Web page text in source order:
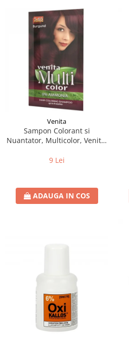
Venita
Sampon Colorant si
Nuantator, Multicolor, Venita,
9 Lei
ADAUGA IN COS